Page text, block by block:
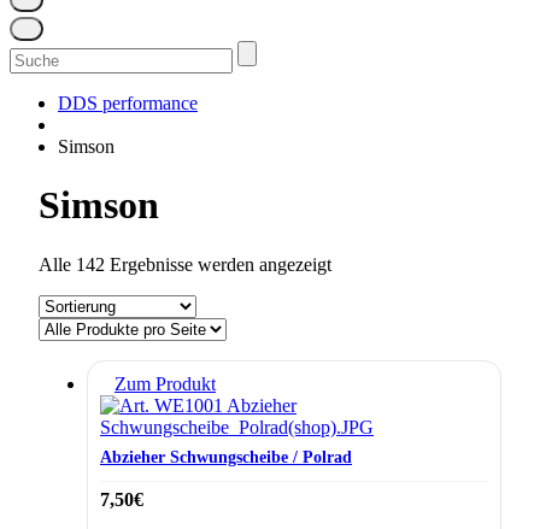
Suchen
nach:
DDS performance
Simson
Simson
Alle 142 Ergebnisse werden angezeigt
Zum Produkt
Abzieher Schwungscheibe / Polrad
7,50€